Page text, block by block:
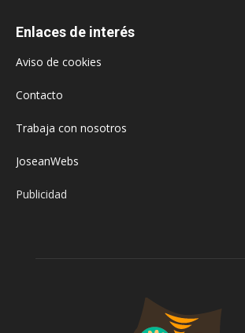
Enlaces de interés
Aviso de cookies
Contacto
Trabaja con nosotros
JoseanWebs
Publicidad